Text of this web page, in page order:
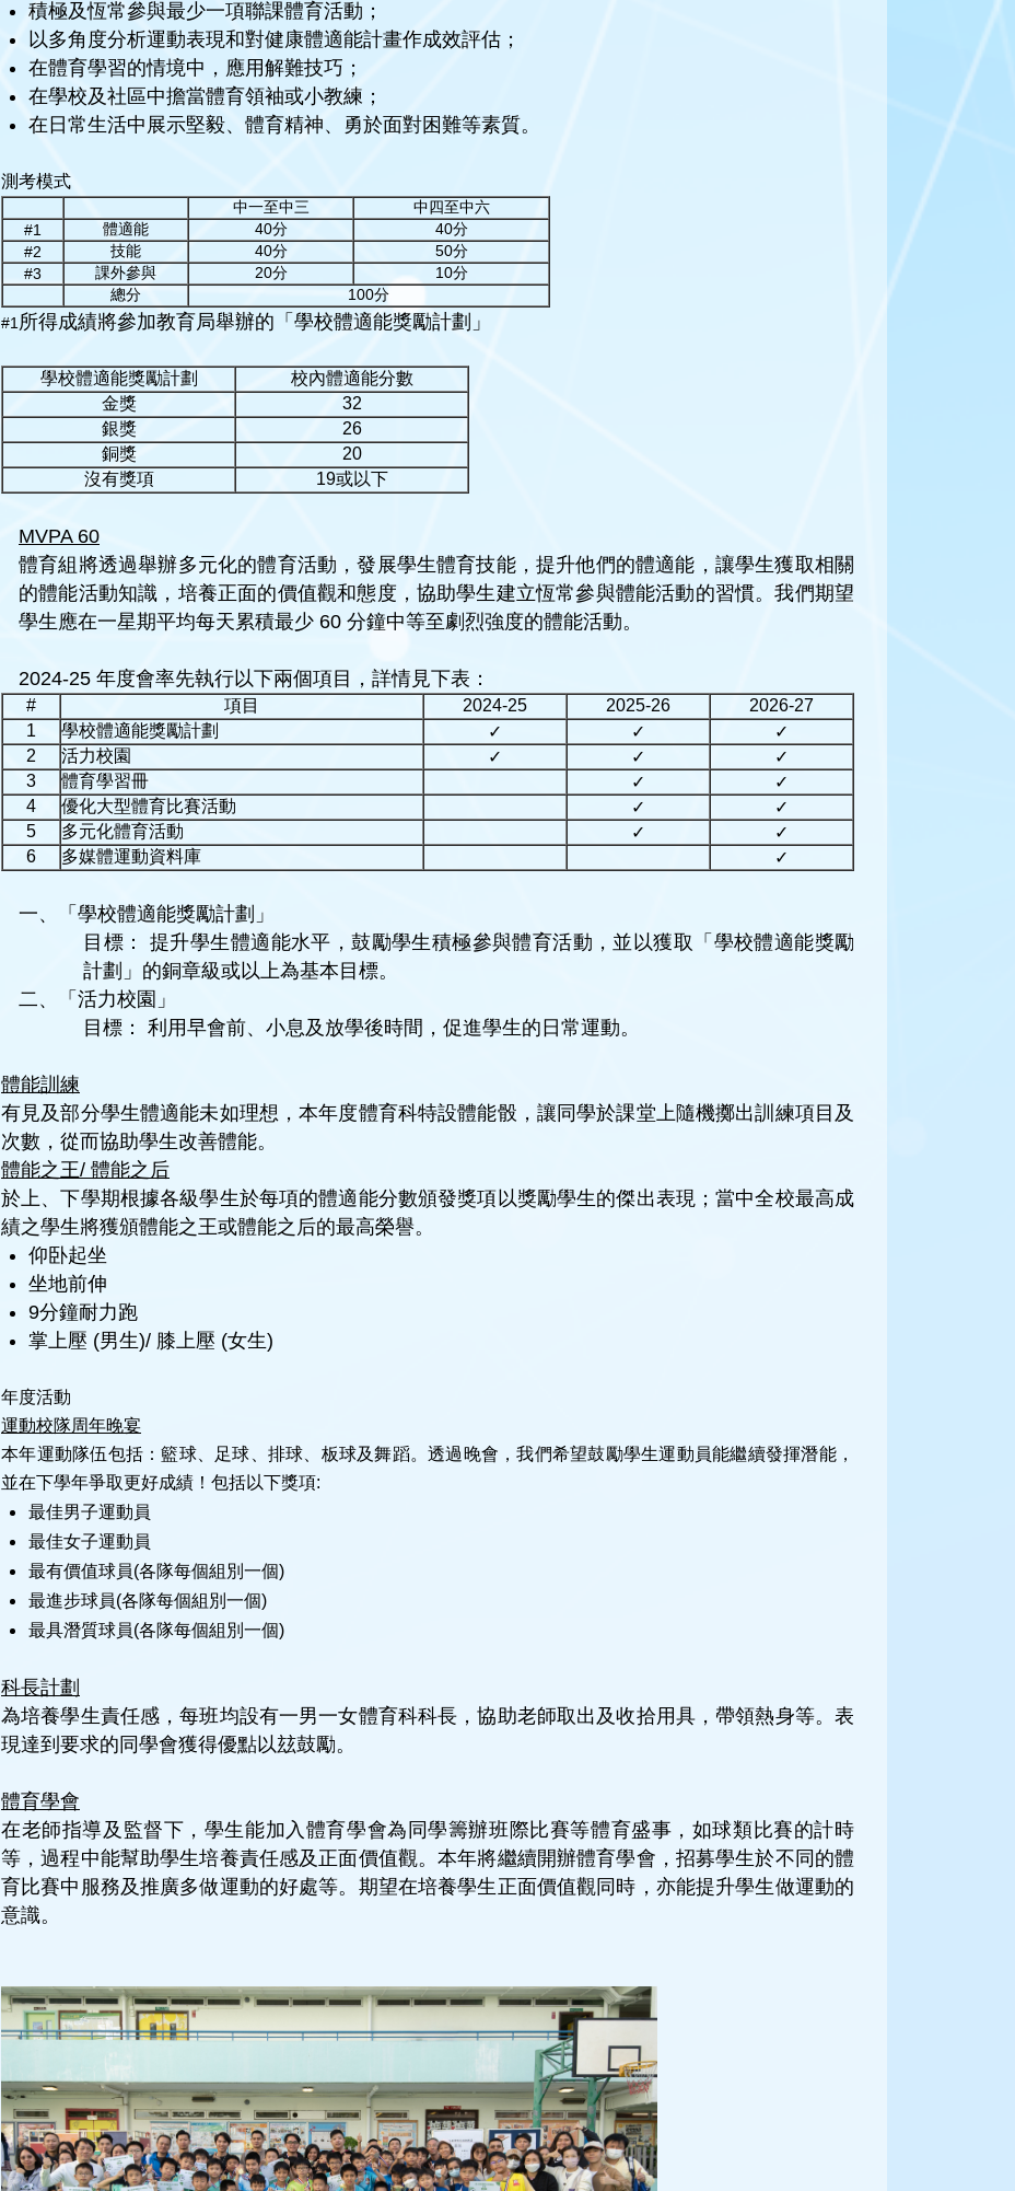
積極及恆常參與最少一項聯課體育活動；
以多角度分析運動表現和對健康體適能計畫作成效評估；
在體育學習的情境中，應用解難技巧；
在學校及社區中擔當體育領袖或小教練；
在日常生活中展示堅毅、體育精神、勇於面對困難等素質。
測考模式
中一至中三
中四至中六
#1
體適能 40分
40分
#2
技能 40分
50分
#3
課外參與 20分
10分
總分
100分
#1 所得成績將參加教育局舉辦的「學校體適能獎勵計劃」
學校體適能獎勵計劃
校內體適能分數
金獎
32
銀獎
26
銅獎
20
沒有獎項
19或以下
MVPA 60
體育組將透過舉辦多元化的體育活動，發展學生體育技能，提升他們的體適能，讓學生獲取相關
的體能活動知識，培養正面的價值觀和態度，協助學生建立恆常參與體能活動的習慣。我們期望
學生應在一星期平均每天累積最少 60 分鐘中等至劇烈強度的體能活動。
2024-25 年度會率先執行以下兩個項目，詳情見下表：
# 項目 2024-25 2025-26
2026-27
1
學校體適能獎勵計劃 ✓ ✓
✓
2
活力校園 ✓ ✓
✓
3
體育學習冊 ✓
✓
4
優化大型體育比賽活動 ✓
✓
5
多元化體育活動 ✓
✓
6
多媒體運動資料庫 ✓
一、「學校體適能獎勵計劃」
目標： 提升學生體適能水平，鼓勵學生積極參與體育活動，並以獲取「學校體適能獎勵
計劃」的銅章級或以上為基本目標。
二、「活力校園」
目標： 利用早會前、小息及放學後時間，促進學生的日常運動。
體能訓練
有見及部分學生體適能未如理想，本年度體育科特設體能骰，讓同學於課堂上隨機擲出訓練項目及
次數，從而協助學生改善體能。
體能之王/ 體能之 后
於上、下學期根據各級學生於每項的體適能分數頒發獎項以獎勵學生的傑出表現；當中全校最高成
績之學生將獲頒體能之王或體能之后的最高榮譽。
仰卧起坐
坐地前伸
9分鐘耐力跑
掌上壓 (男生)/ 膝上壓 (女生)
年度活動
運動校隊周年晚宴
本年運動隊伍包括：籃球、足球、排球、板球及舞蹈。透過晚會，我們希望鼓勵學生運動員能繼續發揮潛能，
並在下學年爭取更好成績！包括以下獎項:
最佳男子運動員
最佳女子運動員
最有價值球員(各隊每個組別一個)
最進步球員(各隊每個組別一個)
最具潛質球員(各隊每個組別一個)
科長計劃
為培養學生責任感，每班均設有一男一女體育科科長，協助老師取出及收拾用具，帶領熱身等。表
現達到要求的同學會獲得優點以玆鼓勵。
體育學會
在老師指導及監督下，學生能加入體育學會為同學籌辦班際比賽等體育盛事，如球類比賽的計時
等，過程中能幫助學生培養責任感及正面價值觀。本年將繼續開辦體育學會，招募學生於不同的體
育比賽中服務及推廣多做運動的好處等。期望在培養學生正面價值觀同時，亦能提升學生做運動的
意識。